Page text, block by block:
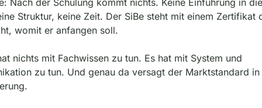
Nach der Schulung kommt nichts. Keine Einführung in
Struktur, keine Zeit. Der SiBe steht mit einem Zertifikat
womit er anfangen soll.
nichts mit Fachwissen zu tun. Es hat mit System und
zu tun. Und genau da versagt der Marktstandard in